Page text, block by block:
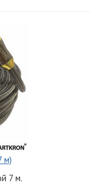
м)
7 м.